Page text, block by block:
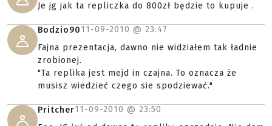
Je jg jak ta repliczka do 800zł będzie to kupuje .
Bodzio9011-09-2010 @ 23:47
Fajna prezentacja, dawno nie widziałem tak ładnie
zrobionej.
"Ta replika jest mejd in czajna. To oznacza że
musisz wiedzieć czego sie spodziewać."
Pritcher11-09-2010 @ 23:50